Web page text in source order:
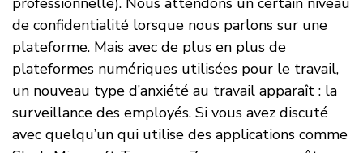
de confidentialité lorsque nous parlons sur une
plateforme. Mais avec de plus en plus de
plateformes numériques utilisées pour le travail,
un nouveau type d’anxiété au travail apparaît : la
surveillance des employés. Si vous avez discuté
avec quelqu’un qui utilise des applications comme